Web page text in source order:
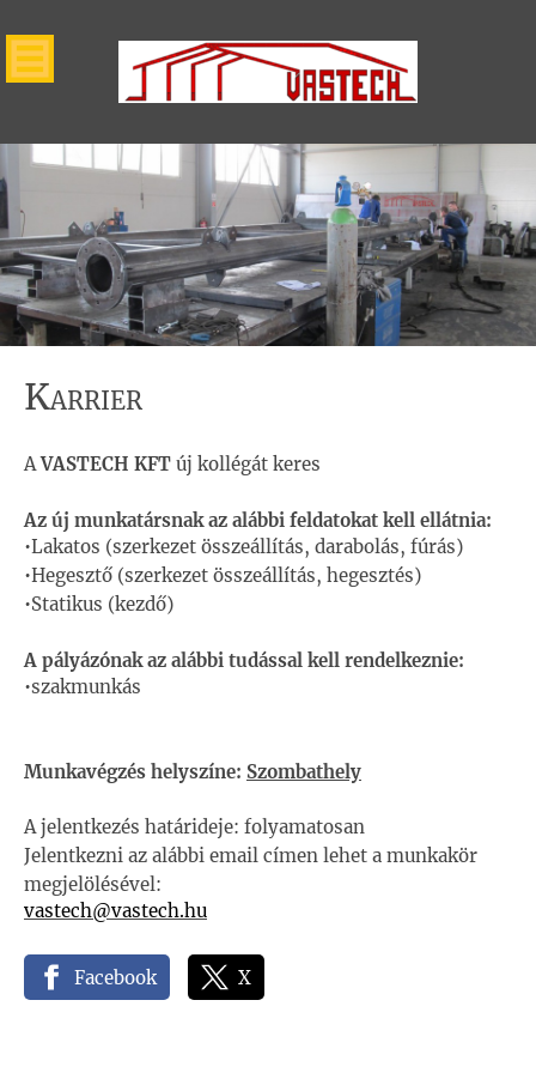
KARRIER
AVASTECH KFT új kollégát keres
Az új munkatársnak az alábbi feldatokat kell ellátnia:
•Lakatos (szerkezet összeállítás, darabolás, fúrás)
•Hegesztő (szerkezet összeállítás, hegesztés)
•Statikus (kezdő)
A pályázónak az alábbi tudással kell rendelkeznie:
•szakmunkás
Munkavégzés helyszíne: Szombathely
A jelentkezés határideje: folyamatosan
Jelentkezni az alábbi email címen lehet a munkakör
megjelölésével:
vastech@vastech.hu
Facebook X